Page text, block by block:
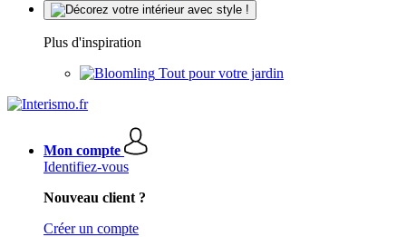
Plus d'inspiration
Tout pour votre jardin
Mon compte
Identifiez-vous
Nouveau client ?
Créer un compte